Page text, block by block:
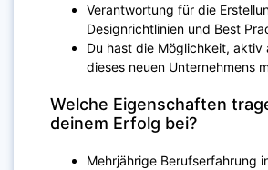
Verantwortung für die
Designrichtlinien und Best
Du hast die Möglichkeit, aktiv
dieses neuen Unternehmens
Welche Eigenschaften
deinem Erfolg bei?
Mehrjährige Berufserfahrung